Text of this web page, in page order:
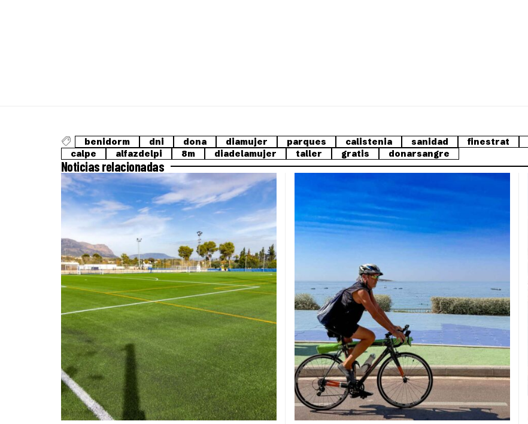
benidorm dni dona diamujer parques calistenia sanidad finestrat
calpe
alfazdelpi 8m diadelamujer taller gratis donarsangre
Noticias relacionadas